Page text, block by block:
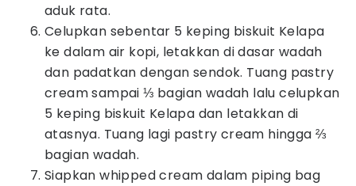
aduk rata.
Celupkan sebentar 5 keping biskuit Kelapa
ke dalam air kopi, letakkan di dasar wadah
dan padatkan dengan sendok. Tuang pastry
cream sampai ⅓ bagian wadah lalu celupkan
5 keping biskuit Kelapa dan letakkan di
atasnya. Tuang lagi pastry cream hingga ⅔
bagian wadah.
Siapkan whipped cream dalam piping bag